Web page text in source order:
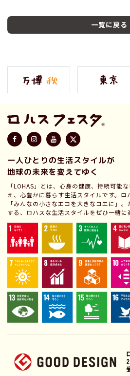
一覧に戻る
一人ひとりの生活スタイルが
地球の未来を変えてゆく
「LOHAS」とは、心身の健康、持続可能
え、心豊かに暮らす生活スタイルです。ロ
「みんなの小さなエコを大きなコエに」
する、ロハスな生活スタイルをぜひ一緒に